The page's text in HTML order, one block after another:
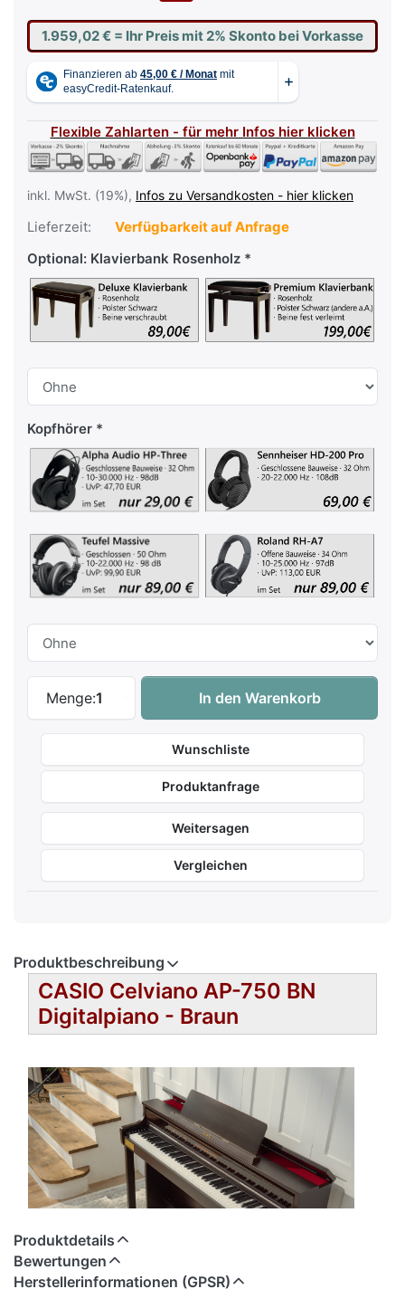
1.959,02 € = Ihr Preis mit 2% Skonto bei Vorkasse
Flexible Zahlarten - für mehr Infos hier klicken
inkl. MwSt. (19%), Infos zu Versandkosten - hier klicken
Lieferzeit:
Verfügbarkeit auf Anfrage
Optional: Klavierbank Rosenholz
Kopfhörer
Menge:1
Casio Celviano AP-750 BN - Braun zu
In den Warenkorb
Wunschliste
Produktanfrage
Weitersagen
Vergleichen
Produktbeschreibung
CASIO Celviano AP-750 BN
Digitalpiano - Braun
Produktdetails
Bewertungen
Herstellerinformationen (GPSR)